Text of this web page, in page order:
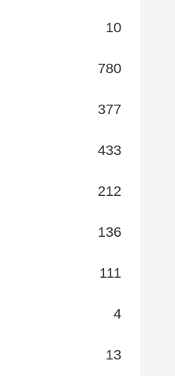
10
780
377
433
212
136
111
4
13